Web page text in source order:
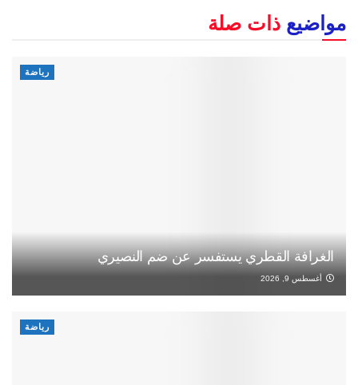
مواضيع ذات صلة
رياضة
الغرافة القطري يستفسر عن ضم النصيري
أغسطس 9, 2026
رياضة